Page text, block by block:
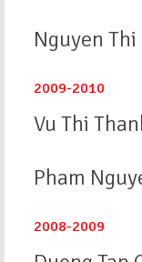
Nguyen
2009-2010
Vu Thi
Pham
2008-2009